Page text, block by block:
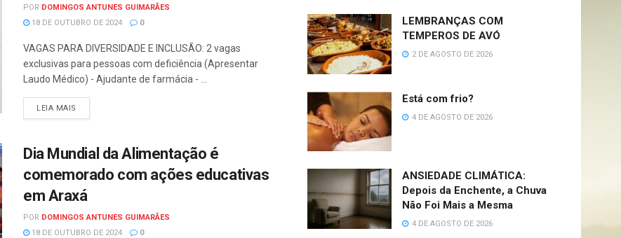
POR DOMINGOS ANTUNES GUIMARÃES
18 DE OUTUBRO DE 2024
0
VAGAS PARA DIVERSIDADE E INCLUSÃO: 2 vagas
exclusivas para pessoas com deficiência (Apresentar
Laudo Médico) - Ajudante de farmácia - ...
LEIA MAIS
Dia Mundial da Alimentação é
comemorado com ações educativas
em Araxá
POR DOMINGOS ANTUNES GUIMARÃES
18 DE OUTUBRO DE 2024
0
LEMBRANÇAS COM
TEMPEROS DE AVÓ
2 DE AGOSTO DE 2026
Está com frio?
4 DE AGOSTO DE 2026
ANSIEDADE CLIMÁTICA:
Depois da Enchente, a Chuva
Não Foi Mais a Mesma
4 DE AGOSTO DE 2026